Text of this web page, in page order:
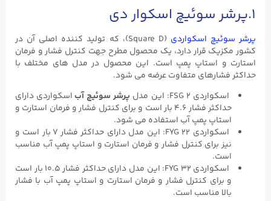
۱.پرشر سوئیچ اسکوار دی
پرشر سوئیچ اسکواردی
(Square D)، که تولید کننده اصلی آن در
کشور مکزیک قرار دارد، یک محصول مطرح جهت کنترل فشار و فرمان
استارت و استاپ پمپ است. این محصول در مدل های مختلف با
حداکثر فشارهای متفاوت عرضه می شود.
اسکواردی FSG ۲: این مدل
پرشر سوئیچ آب اسکواردی دارای
حداکثر فشار ۴.۶ بار است و برای کنترل فشار و فرمان استارت و
استاپ پمپ آب استفاده می شود.
اسکواردی FYG ۲۲: این مدل دارای حداکثر فشار ۷ بار است و
نیز برای کنترل فشار و فرمان استارت و استاپ پمپ آب مناسب
است.
اسکواردی FYG ۳۲: این مدل دارای حداکثر فشار ۱۰.۵ بار است
و برای کنترل فشار و فرمان استارت و استاپ پمپ آب با فشار
بالا مناسب است.